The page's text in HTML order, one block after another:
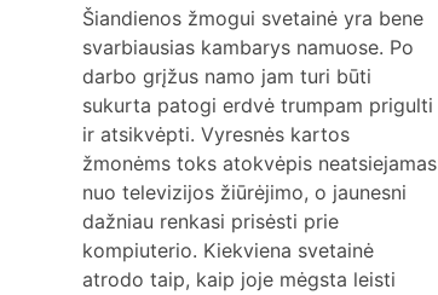
Šiandienos žmogui svetainė yra bene
svarbiausias kambarys namuose. Po
darbo grįžus namo jam turi būti
sukurta patogi erdvė trumpam prigulti
ir atsikvėpti. Vyresnės kartos
žmonėms toks atokvėpis neatsiejamas
nuo televizijos žiūrėjimo, o jaunesni
dažniau renkasi prisėsti prie
kompiuterio. Kiekviena svetainė
atrodo taip, kaip joje mėgsta leisti